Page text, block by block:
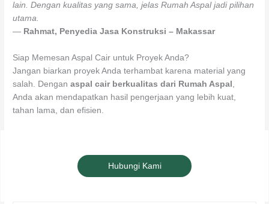
lain. Dengan kualitas yang sama, jelas Rumah Aspal jadi pilihan
utama.
— Rahmat, Penyedia Jasa Konstruksi – Makassar
Siap Memesan Aspal Cair untuk Proyek Anda?
Jangan biarkan proyek Anda terhambat karena material yang
salah. Denganaspal cair berkualitas dari Rumah Aspal ,
Anda akan mendapatkan hasil pengerjaan yang lebih kuat,
tahan lama, dan efisien.
Hubungi Kami